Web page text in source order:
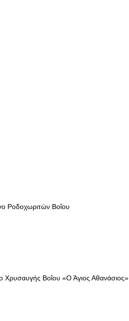
Ροδοχωριτών Βοΐου
Χρυσαυγής Βοΐου «Ο Άγιος Αθανάσιος»